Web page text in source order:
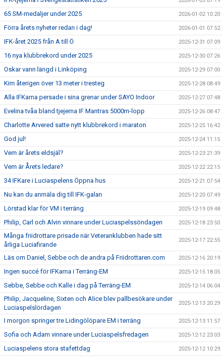
65 SM-medaljer under 2025 2026-01-02 10:20
Förra årets nyheter redan i dag! 2026-01-01 07:52
IFK-året 2025 från A till Ö 2025-12-31 07:09
16 nya klubbrekord under 2025 2025-12-30 07:26
Oskar vann längd i Linköping 2025-12-29 07:00
Kim återigen över 13 meter i tresteg 2025-12-28 08:49
Alla IFKarna persade i sina grenar under SAYO Indoor 2025-12-27 07:48
Evelina tvåa bland tjejerna IF Mantras 5000m-lopp 2025-12-26 08:47
Charlotte Arvered satte nytt klubbrekord i maraton 2025-12-25 16:42
God jul! 2025-12-24 11:15
Vem är årets eldsjäl? 2025-12-23 21:39
Vem är Årets ledare? 2025-12-22 22:15
34 IFKare i Luciaspelens Öppna hus 2025-12-21 07:54
Nu kan du anmäla dig till IFK-galan 2025-12-20 07:49
Lörstad klar för VM i terräng 2025-12-19 09:48
Philip, Carl och Alvin vinnare under Luciaspelssöndagen 2025-12-18 23:50
Många friidrottare prisade när Veteranklubben hade sitt
årliga Luciafirande
2025-12-17 22:55
Läs om Daniel, Sebbe och de andra på Friidrottaren.com 2025-12-16 20:19
Ingen succé för IFKarna i Terräng-EM 2025-12-15 18:05
Sebbe, Sebbe och Kalle i dag på Terräng-EM 2025-12-14 06:04
Philip, Jacqueline, Sixten och Alice blev pallbesökare under
Luciaspelslördagen
2025-12-13 20:29
I morgon springer tre Lidingölöpare EM i terräng 2025-12-13 11:57
Sofia och Adam vinnare under Luciaspelsfredagen 2025-12-12 23:03
Luciaspelens stora stafettdag 2025-12-12 10:29